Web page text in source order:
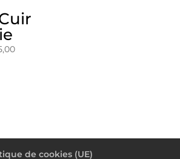
Plage
de cookies (UE)